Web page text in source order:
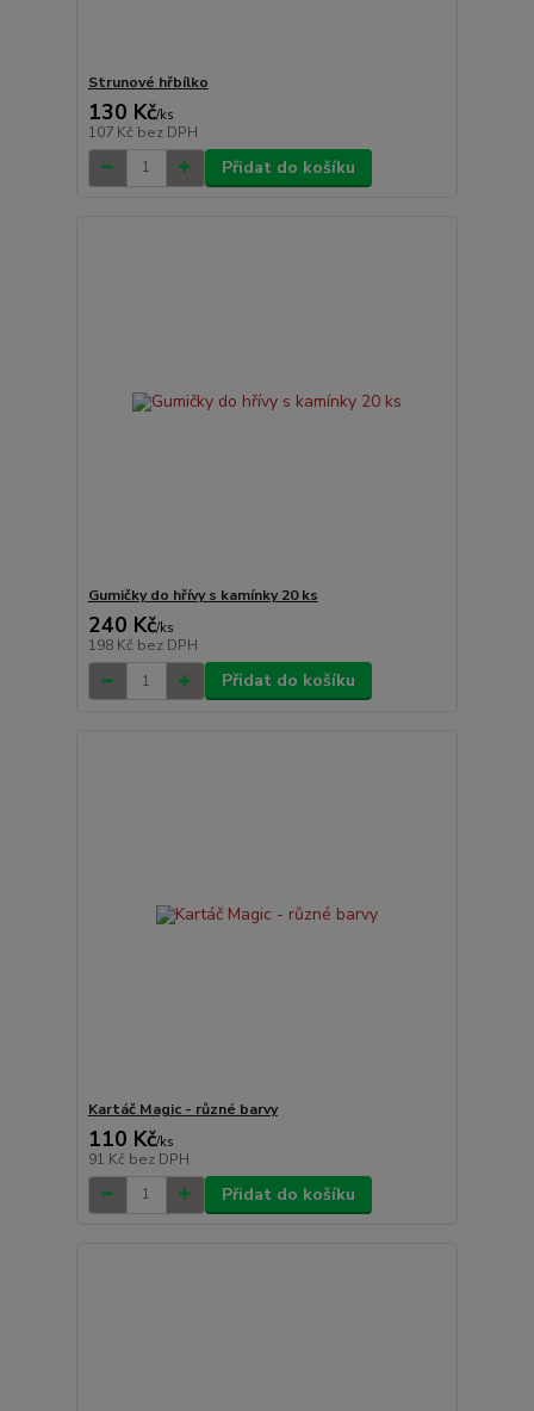
Strunové hřbílko
130 Kč/ks
107 Kč bez DPH
Přidat do košíku
Gumičky do hřívy s kamínky 20 ks
240 Kč/ks
198 Kč bez DPH
Přidat do košíku
Kartáč Magic - různé barvy
110 Kč/ks
91 Kč bez DPH
Přidat do košíku